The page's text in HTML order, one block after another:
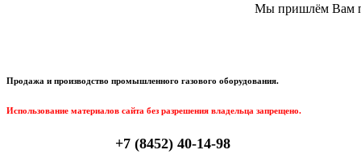
Мы пришлём Вам
Продажа и производство промышленного газового оборудования.
Использование материалов сайта без разрешения владельца запрещено.
+7 (8452) 40-14-98